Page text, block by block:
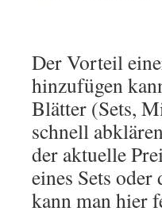
Der Vorteil
hinzufügen
Blätter (Sets,
schnell
der aktuelle
eines Sets
kann man hier